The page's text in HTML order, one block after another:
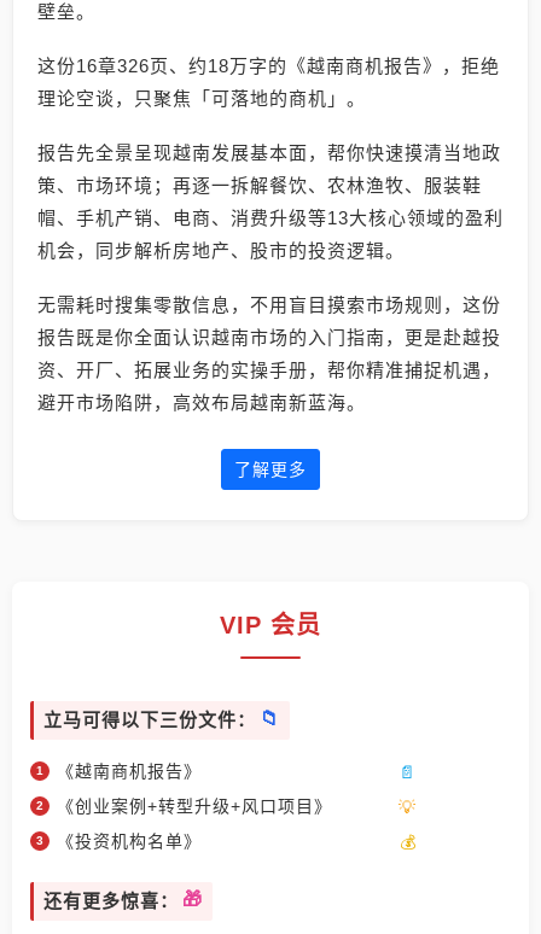
壁垒。
这份16章326页、约18万字的《越南商机报告》，拒绝
理论空谈，只聚焦「可落地的商机」。
报告先全景呈现越南发展基本面，帮你快速摸清当地政
策、市场环境；再逐一拆解餐饮、农林渔牧、服装鞋
帽、手机产销、电商、消费升级等13大核心领域的盈利
机会，同步解析房地产、股市的投资逻辑。
无需耗时搜集零散信息，不用盲目摸索市场规则，这份
报告既是你全面认识越南市场的入门指南，更是赴越投
资、开厂、拓展业务的实操手册，帮你精准捕捉机遇，
避开市场陷阱，高效布局越南新蓝海。
了解更多
VIP 会员
立马可得以下三份文件：
《越南商机报告》
《创业案例+转型升级+风口项目》
《投资机构名单》
还有更多惊喜：